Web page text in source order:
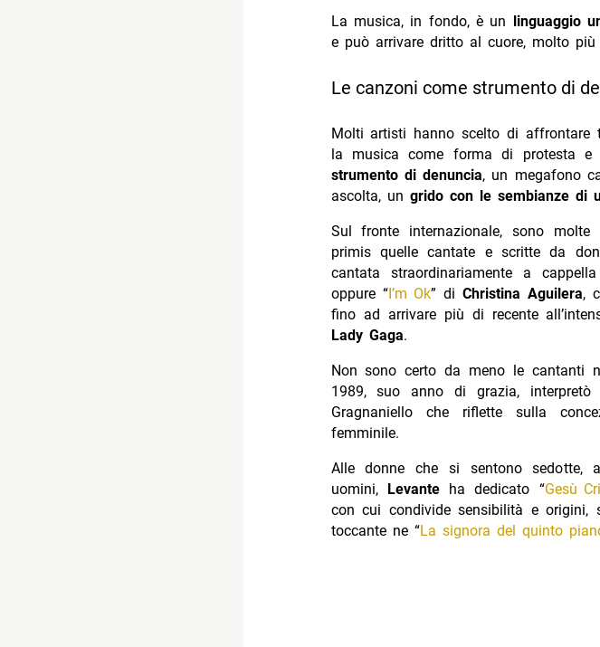
La musica, in fondo, è un
linguaggio
e può arrivare dritto al cuore, molto
Le canzoni come strumento di
Molti artisti hanno scelto di affrontare
la musica come forma di protesta e
strumento di denuncia, un megafono
ascolta, un grido con le sembianze di
Sul fronte internazionale, sono
primis quelle cantate e scritte da
cantata straordinariamente a
oppure “I’m Ok” di Christina Aguilera,
fino ad arrivare più di recente
Lady Gaga.
Non sono certo da meno le cantanti
1989, suo anno di grazia, interpretò
Gragnaniello che riflette sulla
femminile.
Alle donne che si sentono sedotte,
uomini, Levanteha dedicato “Gesù
con cui condivide sensibilità e
toccante ne “La signora del quinto